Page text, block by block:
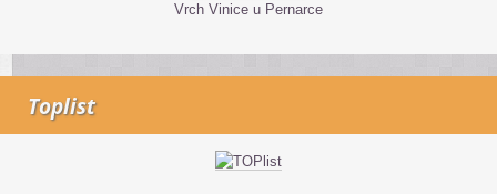
Vrch Vinice u Pernarce
Toplist